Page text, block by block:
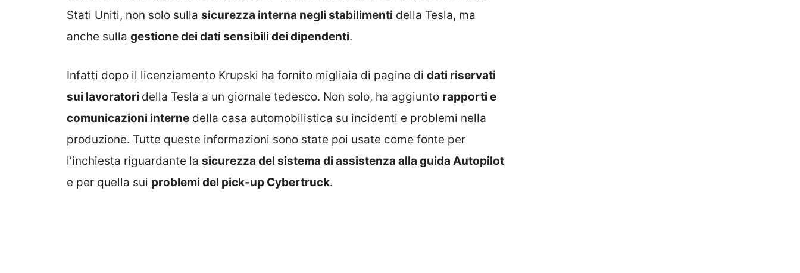
Stati Uniti, non solo sulla sicurezza interna negli stabilimenti della Tesla, ma
anche sulla gestione dei dati sensibili dei dipendenti.
Infatti dopo il licenziamento Krupski ha fornito migliaia di pagine di dati riservati
sui lavoratori della Tesla a un giornale tedesco. Non solo, ha aggiunto rapporti e
comunicazioni interne della casa automobilistica su incidenti e problemi nella
produzione. Tutte queste informazioni sono state poi usate come fonte per
l’inchiesta riguardante la sicurezza del sistema di assistenza alla guida Autopilot
e per quella sui problemi del pick-up Cybertruck.